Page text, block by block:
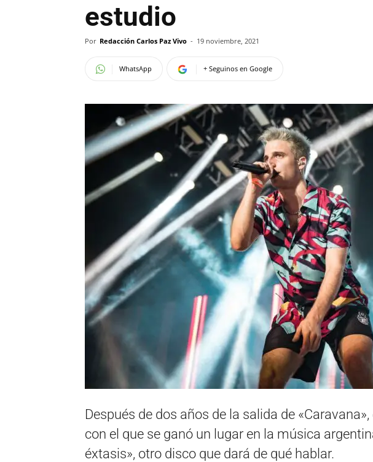
estudio
Por Redacción Carlos Paz Vivo - 19 noviembre, 2021
WhatsApp + Seguinos en Google
Después de dos años de la salida de
con el que se ganó un lugar en la música
éxtasis», otro disco que dará de qué hablar.